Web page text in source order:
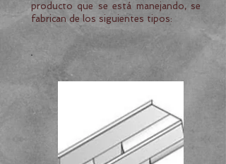
producto que se está manejando, se
fabrican de los siguientes tipos: